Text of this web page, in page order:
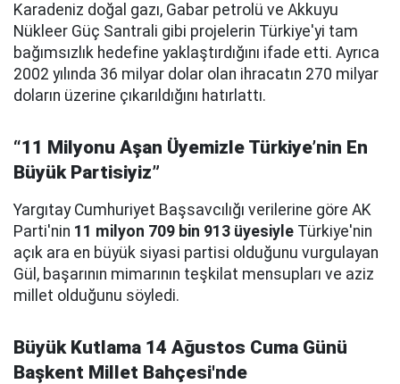
Karadeniz doğal gazı, Gabar petrolü ve Akkuyu
Nükleer Güç Santrali gibi projelerin Türkiye'yi tam
bağımsızlık hedefine yaklaştırdığını ifade etti. Ayrıca
2002 yılında 36 milyar dolar olan ihracatın 270 milyar
doların üzerine çıkarıldığını hatırlattı.
“11 Milyonu Aşan Üyemizle Türkiye’nin En
Büyük Partisiyiz”
Yargıtay Cumhuriyet Başsavcılığı verilerine göre AK
Parti'nin 11 milyon 709 bin 913 üyesiyle Türkiye'nin
açık ara en büyük siyasi partisi olduğunu vurgulayan
Gül, başarının mimarının teşkilat mensupları ve aziz
millet olduğunu söyledi.
Büyük Kutlama 14 Ağustos Cuma Günü
Başkent Millet Bahçesi'nde